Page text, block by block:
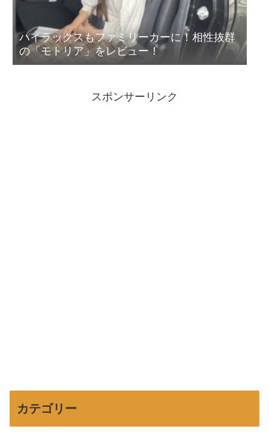
ハイラックスもファミリーカーに！相性抜群
の「モトリア」をレビュー！
スポンサーリンク
カテゴリー